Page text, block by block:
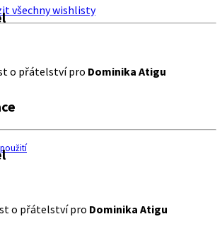
všechny wishlisty
o přátelství pro Dominika Atigu
o přátelství pro Dominika Atigu